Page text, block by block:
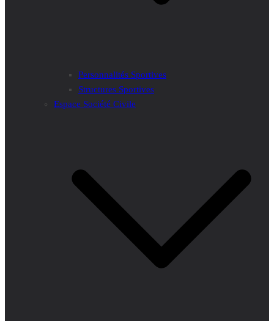
Personnalités Sportives
Structures Sportives
Espace Société Civile